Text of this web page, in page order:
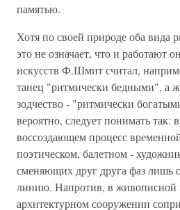
памятью.
Хотя по своей природе оба вида
это не означает, что и работают
искусств Ф.Шмит считал,
танец "ритмически бедными", а
зодчество - "ритмически
вероятно, следует понимать так:
воссоздающем процесс
поэтическом, балетном -
сменяющих друг друга фаз лишь
линию. Напротив, в живописной
архитектурном сооружении